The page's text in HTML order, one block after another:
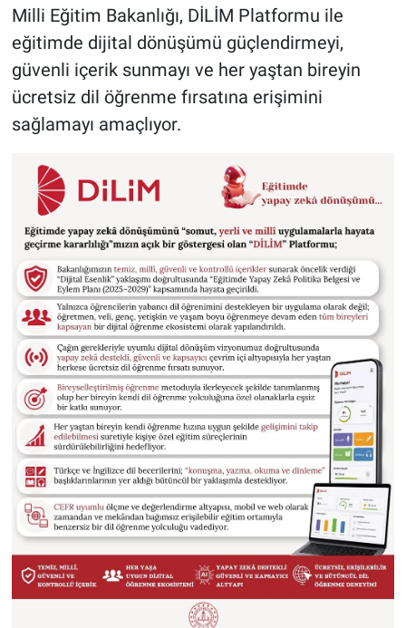
Milli Eğitim Bakanlığı, DİLİM Platformu ile
eğitimde dijital dönüşümü güçlendirmeyi,
güvenli içerik sunmayı ve her yaştan bireyin
ücretsiz dil öğrenme fırsatına erişimini
sağlamayı amaçlıyor.